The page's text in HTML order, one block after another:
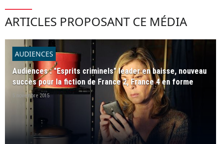
ARTICLES PROPOSANT CE MÉDIA
AUDIENCES
Audiences : "Esprits criminels" leader en baisse, nouveau
succès pour la fiction de France 2, France 4 en forme
5 novembre 2015